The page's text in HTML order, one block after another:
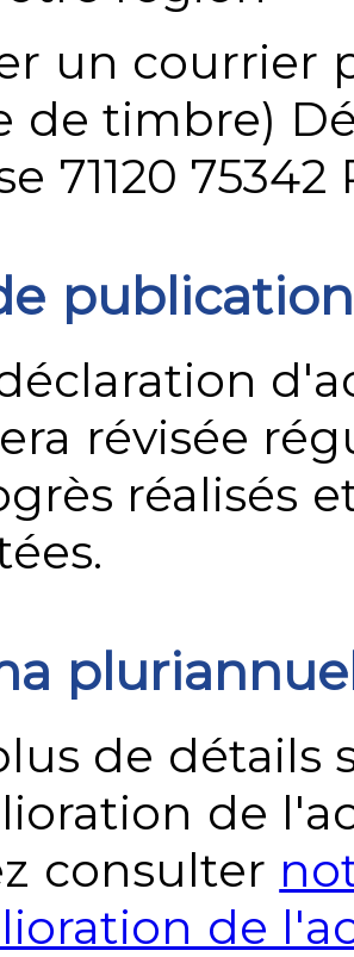
un courrier
de timbre)
71120 75342
publication
révisée
réalisés
de détails
de
consulter
de